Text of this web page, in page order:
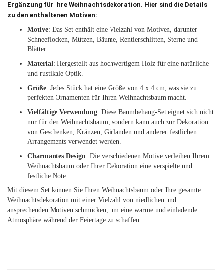
Ergänzung für Ihre Weihnachtsdekoration. Hier sind die Details
zu den enthaltenen Motiven:
Motive: Das Set enthält eine Vielzahl von Motiven, darunter
Schneeflocken, Mützen, Bäume, Rentierschlitten, Sterne und
Blätter.
Material : Hergestellt aus hochwertigem Holz für eine natürliche
und rustikale Optik.
Größe: Jedes Stück hat eine Größe von 4 x 4 cm, was sie zu
perfekten Ornamenten für Ihren Weihnachtsbaum macht.
Vielfältige Verwendung: Diese Baumbehang-Set eignet sich nicht
nur für den Weihnachtsbaum, sondern kann auch zur Dekoration
von Geschenken, Kränzen, Girlanden und anderen festlichen
Arrangements verwendet werden.
Charmantes Design: Die verschiedenen Motive verleihen Ihrem
Weihnachtsbaum oder Ihrer Dekoration eine verspielte und
festliche Note.
Mit diesem Set können Sie Ihren Weihnachtsbaum oder Ihre gesamte
Weihnachtsdekoration mit einer Vielzahl von niedlichen und
ansprechenden Motiven schmücken, um eine warme und einladende
Atmosphäre während der Feiertage zu schaffen.